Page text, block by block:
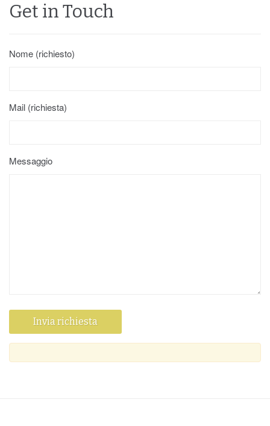
Get in Touch
Nome (richiesto)
Mail (richiesta)
Messaggio